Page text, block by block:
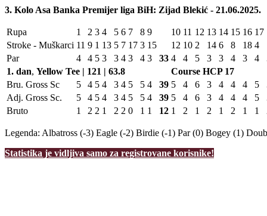
3. Kolo Asa Banka Premijer liga BiH: Zijad Blekić - 21.06.2025.
Rupa 1 2 3 4 5 6 7 8 9 10 11 12 13 14 15 16 17
Stroke - Muškarci 11 9 1 13 5 7 17 3 15 12 10 2 14 6 8 18 4
Par
4 4 5 3 3 4 3 4 3 33 4 4 5 3 3 4 3 4
1. dan, Yellow Tee | 121 | 63.8 Course HCP 17
Bru. Gross Sc
5 4 5 4 3 4 5 5 4 39 5 4 6 3 4 4 4 5
Adj. Gross Sc.
5 4 5 4 3 4 5 5 4 39 5 4 6 3 4 4 4 5
Bruto
1 2 2 1 2 2 0 1 1 12 1 2 1 2 1 2 1 1
Legenda: Albatross (-3) Eagle (-2) Birdie (-1) Par (0) Bogey (1)
Statistika je vidljiva samo za registrovane korisnike!